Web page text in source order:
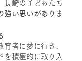
長崎の子どもたち
強い思いがありま
者に愛に行き、
を積極的に取り入